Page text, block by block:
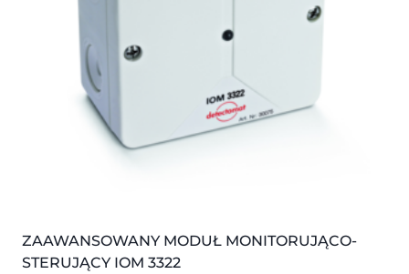
ZAAWANSOWANY MODUŁ MONITORUJĄCO-
STERUJĄCY IOM 3322